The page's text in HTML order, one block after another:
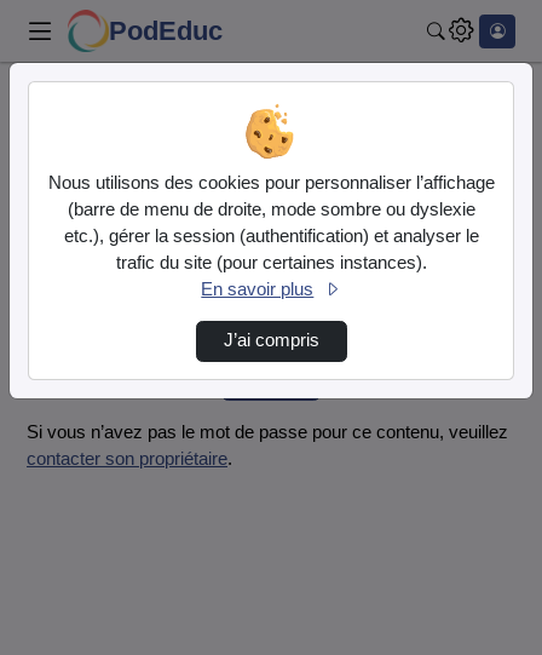
PodEduc
Bonne fête maman timéo.mp4
Mot de passe requis
Cette vidéo est protégée par un mot de passe, veuillez le
fournir et cliquez sur envoyer.
Envoyer
Si vous n’avez pas le mot de passe pour ce contenu, veuillez
contacter son propriétaire.
Nous utilisons des cookies pour personnaliser l’affichage
(barre de menu de droite, mode sombre ou dyslexie
etc.), gérer la session (authentification) et analyser le
trafic du site (pour certaines instances).
En savoir plus
J’ai compris